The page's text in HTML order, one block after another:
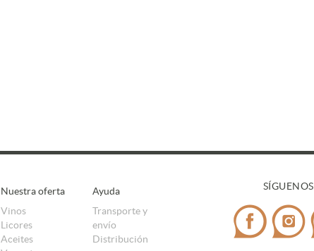
Nuestra oferta
Vinos
Licores
Aceites
Ayuda
Transporte y
envío
Distribución
SÍGUENOS